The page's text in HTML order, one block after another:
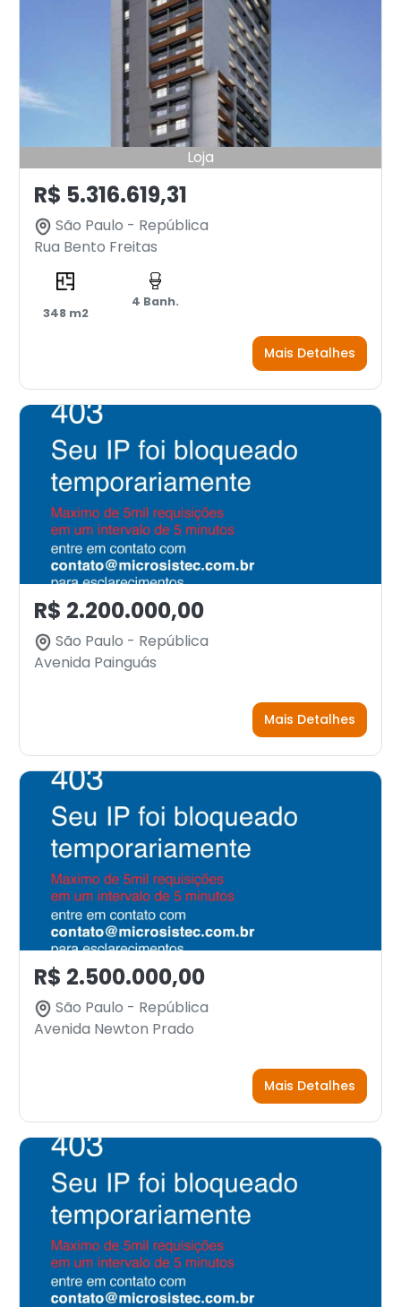
Loja
R$ 5.316.619,31
São Paulo - República
Rua Bento Freitas
348 m2
4 Banh.
Mais Detalhes
R$ 2.200.000,00
São Paulo - República
Avenida Painguás
Mais Detalhes
R$ 2.500.000,00
São Paulo - República
Avenida Newton Prado
Mais Detalhes